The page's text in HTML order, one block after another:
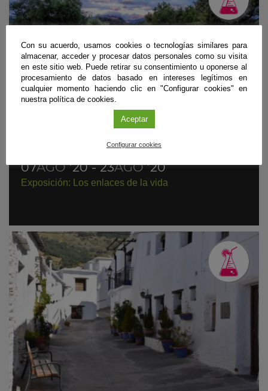
07AGO'20 - 23AGO'20
Exposición: Los enlaces de la vida
Con su acuerdo, usamos cookies o tecnologías similares para
almacenar, acceder y procesar datos personales como su visita
en este sitio web. Puede retirar su consentimiento u oponerse al
procesamiento de datos basado en intereses legítimos en
cualquier momento haciendo clic en "Configurar cookies" en
nuestra política de cookies.
Aceptar
Configurar cookies